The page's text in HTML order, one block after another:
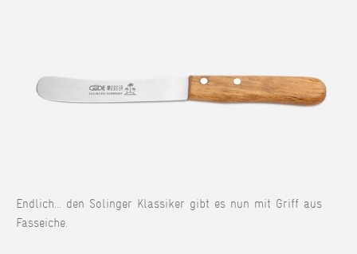
Endlich... den Solinger Klassiker gibt es nun mit Griff aus
Fasseiche.